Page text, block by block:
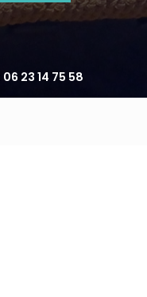
06 23 14 75 58